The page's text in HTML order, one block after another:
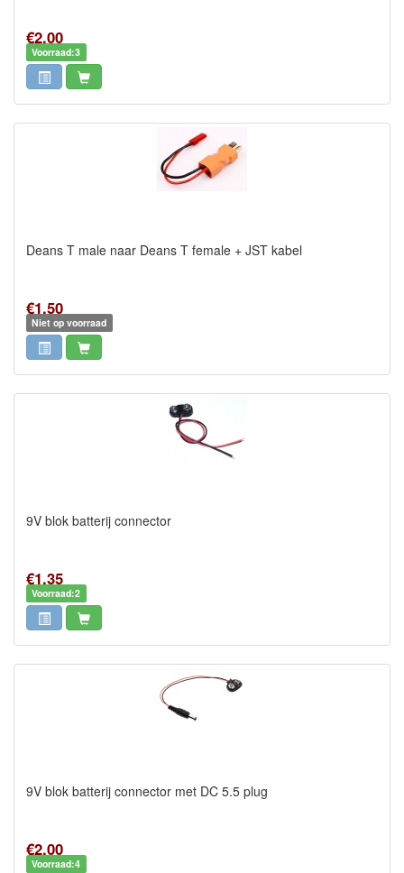
€2,00
Voorraad:3
Deans T male naar Deans T female + JST kabel
€1,50
Niet op voorraad
9V blok batterij connector
€1,35
Voorraad:2
9V blok batterij connector met DC 5.5 plug
€2,00
Voorraad:4